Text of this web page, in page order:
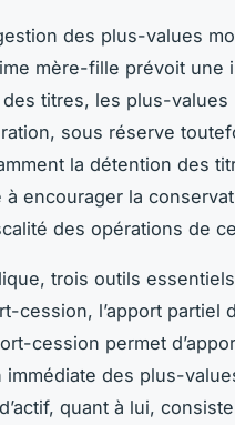
des plus-values
mère-fille prévoit une
titres, les plus-values
sous réserve
la détention des
encourager la
des opérations de
trois outils
cession, l’apport partiel
cession permet
immédiate des plus-
quant à lui,